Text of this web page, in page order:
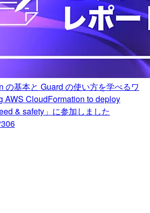
の基本と Guard の使い方を学べるワ
AWS CloudFormation to deploy
& safety」に参加しました